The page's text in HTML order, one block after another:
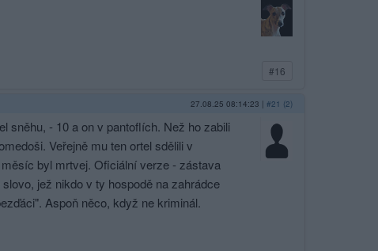
#16
27.08.25 08:14:23 | #21 (2)
sněhu, - 10 a on v pantoflích. Než ho zabili
Veřejně mu ten ortel sdělili v
byl mrtvej. Oficiální verze - zástava
jež nikdo v ty hospodě na zahrádce
Aspoň něco, když ne kriminál.